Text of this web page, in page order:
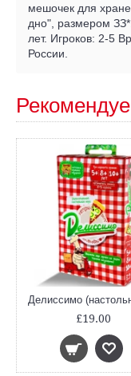
мешочек для
дно", размером
лет. Игроков: 2-5
России.
£19.00